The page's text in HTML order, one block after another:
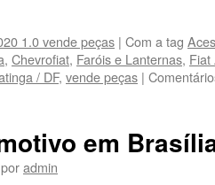
1.0 vende peças | Com a tag
, Chevrofiat, Faróis e Lanternas, Fiat
/ DF, vende peças |
em
poradmin